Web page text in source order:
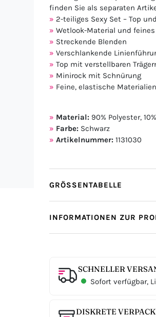
finden Sie als separaten
2-teiliges Sexy Set – Top
Wetlook-Material und feines
Streckende Blenden
Verschlankende
Top mit verstellbaren
Minirock mit Schnürung
Feine, elastische Materialien
Material: 90% Polyester,
Farbe: Schwarz
Artikelnummer: 1131030
GRÖSSENTABELLE
INFORMATIONEN ZUR
SCHNELLER
Sofort verfügbar,
DISKRETE